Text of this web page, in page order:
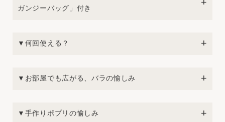
ガンジーバッグ」付き
▼何回使える？
▼お部屋でも広がる、バラの愉しみ
▼手作りポプリの愉しみ